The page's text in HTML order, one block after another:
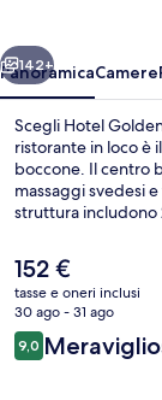
Avanti
142+
PanoramicaCamere
Scegli Hotel
ristorante in loco è
boccone. Il centro
massaggi svedesi
struttura includono
Il
prezzo
attuale
è
152 €
152 €
tasse e oneri inclusi
30 ago - 31 ago
Recensioni
9,09,0 su 10